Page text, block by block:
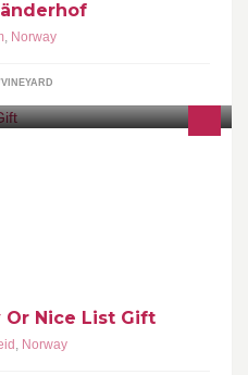
, Norway
Or Nice List Gift
, Norway